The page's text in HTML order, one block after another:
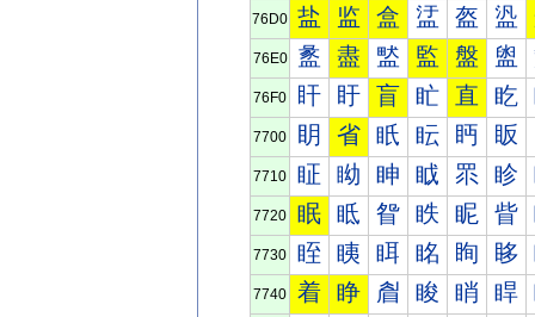
76D0 盐 监 盒 盓 盔 盕
76E0 盠 盡 盢 監 盤 盥
76F0 盰 盱 盲 盳 直 盵
7700 眀 省 眂 眃 眄 眅
7710 眐 眑 眒 眓 眔 眕
7720 眠 眡 眢 眣 眤 眥
7730 眰 眱 眲 眳 眴 眵
7740 着 睁 睂 睃 睄 睅